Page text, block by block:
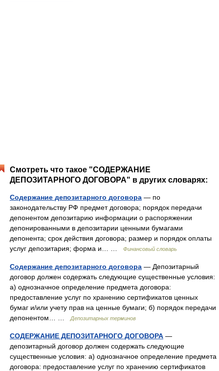
Смотреть что такое "СОДЕРЖАНИЕ
ДЕПОЗИТАРНОГО ДОГОВОРА" в других словарях:
Содержание депозитарного договора — по
законодательству РФ предмет договора; порядок передачи
депонентом депозитарию информации о распоряжении
депонированными в депозитарии ценными бумагами
депонента; срок действия договора; размер и порядок оплаты
услуг депозитария; форма и… …
Финансовый словарь
Содержание депозитарного договора — Депозитарный
договор должен содержать следующие существенные условия:
а) однозначное определение предмета договора:
предоставление услуг по хранению сертификатов ценных
бумаг и/или учету прав на ценные бумаги; б) порядок передачи
депонентом… …
Депозитарных терминов
СОДЕРЖАНИЕ ДЕПОЗИТАРНОГО ДОГОВОРА —
депозитарный договор должен содержать следующие
существенные условия: а) однозначное определение предмета
договора: предоставление услуг по хранению сертификатов